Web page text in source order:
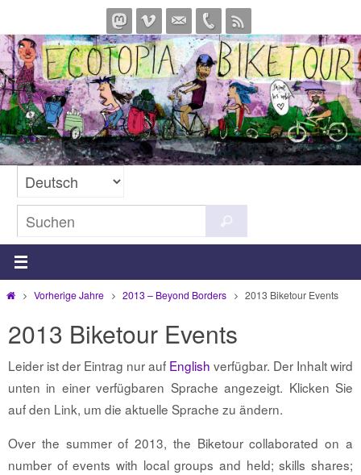
Inhalt
springen
nach:
StartVorherige Jahre 2013 – Beyond Borders 2013 Biketour Events
2013 Biketour Events
Leider ist der Eintrag nur auf English verfügbar. Der Inhalt wird
unten in einer verfügbaren Sprache angezeigt. Klicken Sie
auf den Link, um die aktuelle Sprache zu ändern.
Over the summer of 2013, the Biketour collaborated on a
number of events with local groups and held; skills shares;